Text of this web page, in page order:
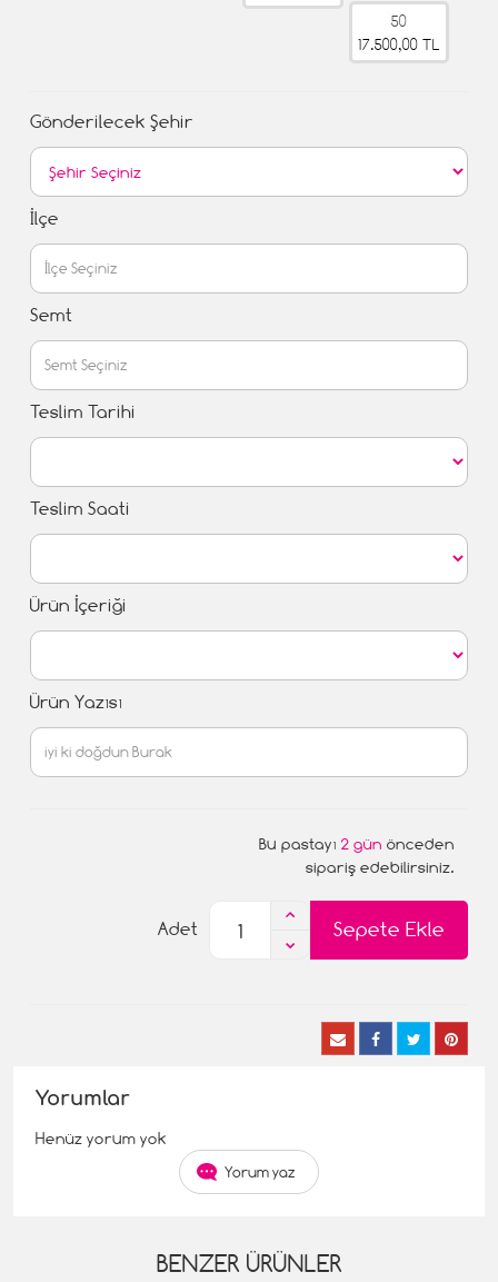
50
17.500,00 TL
Gönderilecek Şehir
İlçe
Semt
Teslim Tarihi
Teslim Saati
Ürün İçeriği
Ürün Yazısı
Bu pastayı 2 gün önceden
sipariş edebilirsiniz.
Sepete Ekle
Adet
Yorumlar
Henüz yorum yok
Yorum yaz
BENZER ÜRÜNLER